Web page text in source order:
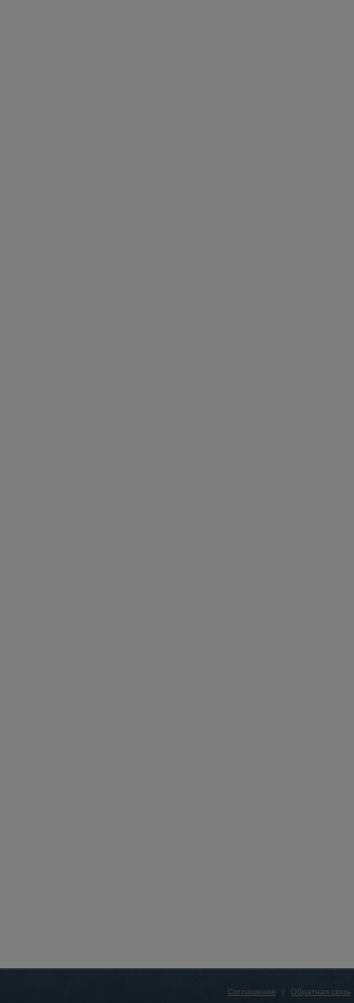
Соглашение | Обратная связь